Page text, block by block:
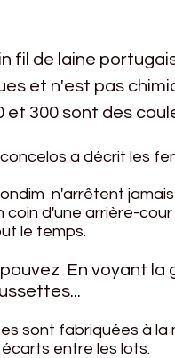
fil de laine
et n'est pas
et 300 sont des
a décrit les
n'arrêtent
coin d'une arrière-
le temps.
En voyant la
sont fabriquées à la
entre les lots.